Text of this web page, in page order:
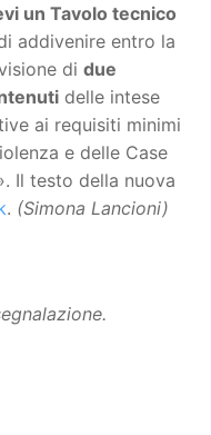
un Tavolo tecnico
addivenire entro la
di due
delle intese
ai requisiti minimi
e delle Case
Il testo della nuova
. (Simona Lancioni)